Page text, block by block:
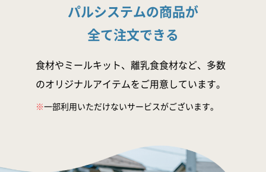
パルシステムの商品が
全て注文できる
食材やミールキット、離乳食食材など、多数
のオリジナルアイテムをご用意しています。
※一部利用いただけないサービスがございます。